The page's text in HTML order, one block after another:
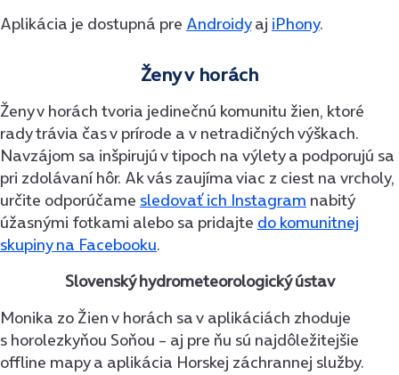
Aplikácia je dostupná pre Androidyaj iPhony.
Ženy v horách
Ženy v horách tvoria jedinečnú komunitu žien, ktoré
rady trávia čas v prírode a v netradičných výškach.
Navzájom sa inšpirujú v tipoch na výlety a podporujú sa
pri zdolávaní hôr. Ak vás zaujíma viac z ciest na vrcholy,
určite odporúčame sledovať ich Instagram nabitý
úžasnými fotkami alebo sa pridajte do komunitnej
skupiny na Facebooku.
Slovenský hydrometeorologický ústav
Monika zo Žien v horách sa v aplikáciách zhoduje
s horolezkyňou Soňou – aj pre ňu sú najdôležitejšie
offline mapy a aplikácia Horskej záchrannej služby.